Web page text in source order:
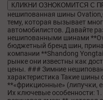
КЛИКНИ ОЗНОКОМИТСЯ С
нешипованная шины
тему, которая вызывает
автомобилистов. Давайте
нешипованными шинами
бюджетный бренд шин,
компании **Shandong
рынке они известны как
цены. ### Зимние
характеристика Такие шины
**«фрикционные» (липучки,
Их ключевые особенности: